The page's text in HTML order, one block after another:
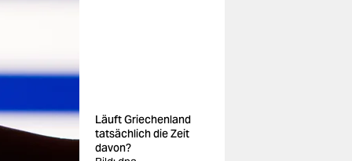
Läuft Griechenland
tatsächlich die Zeit
davon?